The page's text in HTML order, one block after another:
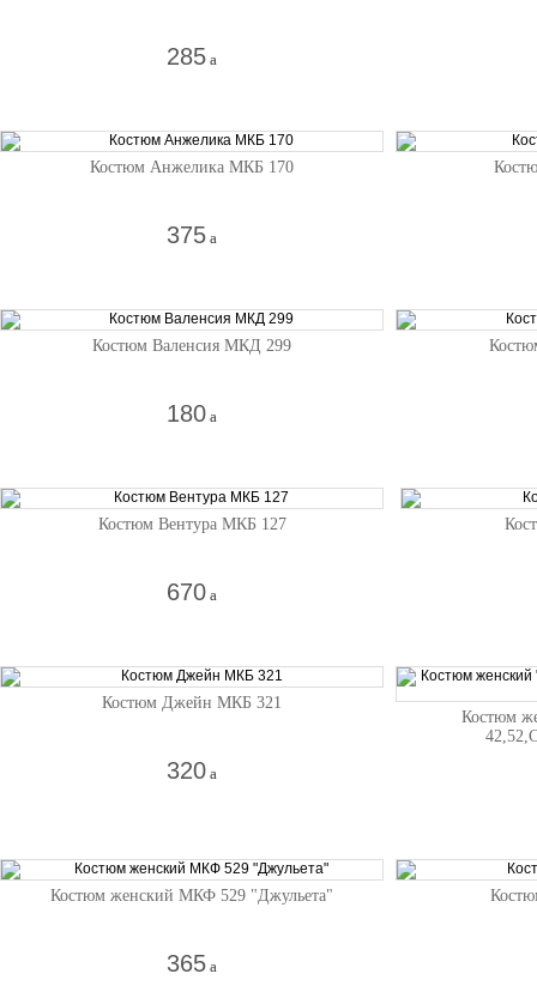
285 a
Костюм Анжелика МКБ 170
375 a
Костюм Валенсия МКД 299
180 a
Костюм Вентура МКБ 127
670 a
Костюм Джейн МКБ 321
320 a
Костюм
Костюм женский МКФ 529 "Джульета"
365 a